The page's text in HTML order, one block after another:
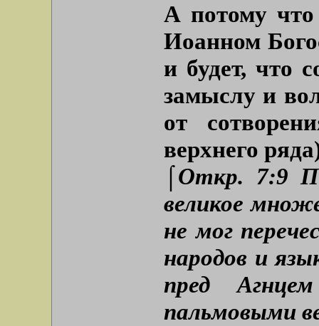
А потому что
Иоанном
и будет, что
замыслу и
от
верхнего
⌠Откр. 7:9
великое
не мог
народов и
пред
пальмовыми